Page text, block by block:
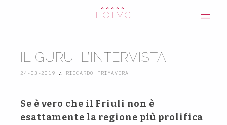
HOTMC
∴∴∴∴∴
IL GURU: L’INTERVISTA
24-03-2019 ∴ RICCARDO PRIMAVERA
Se è vero che il Friuli non è
esattamente la regione più prolifica